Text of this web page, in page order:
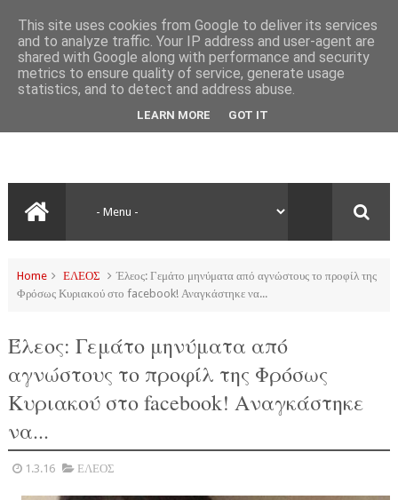
Home ΕΛΕΟΣ
Έλεος: Γεμάτο μηνύματα από αγνώστους το προφίλ της
Φρόσως Κυριακού στο facebook! Αναγκάστηκε να...
Έλεος: Γεμάτο μηνύματα από
αγνώστους το προφίλ της Φρόσως
Κυριακού στο facebook! Αναγκάστηκε
να...
1.3.16 ΕΛΕΟΣ
This site uses cookies from Google to deliver its services
and to analyze traffic. Your IP address and user-agent are
shared with Google along with performance and security
metrics to ensure quality of service, generate usage
statistics, and to detect and address abuse.
LEARN MORE GOT IT